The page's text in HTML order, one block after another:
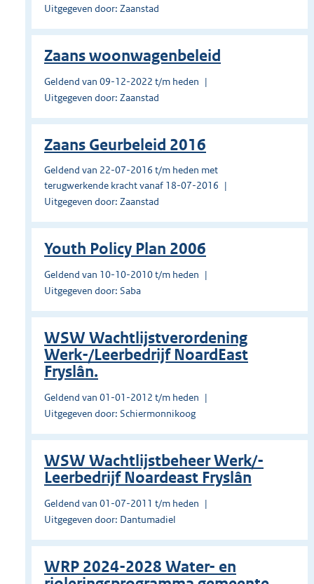
Uitgegeven door: Zaanstad
Zaans woonwagenbeleid
Geldend van 09-12-2022 t/m heden
Uitgegeven door: Zaanstad
Zaans Geurbeleid 2016
Geldend van 22-07-2016 t/m heden met
terugwerkende kracht vanaf 18-07-2016
Uitgegeven door: Zaanstad
Youth Policy Plan 2006
Geldend van 10-10-2010 t/m heden
Uitgegeven door: Saba
WSW Wachtlijstverordening
Werk-/Leerbedrijf NoardEast
Fryslân.
Geldend van 01-01-2012 t/m heden
Uitgegeven door: Schiermonnikoog
WSW Wachtlijstbeheer Werk/-
Leerbedrijf Noardeast Fryslân
Geldend van 01-07-2011 t/m heden
Uitgegeven door: Dantumadiel
WRP 2024-2028 Water- en